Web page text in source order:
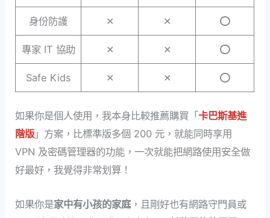
身份防護 ✕ ✕ ⭕
專家 IT 協助 ✕ ✕ ⭕
Safe Kids ✕ ✕ ⭕
如果你是個人使用，我本身比較推薦購買「卡巴斯基進
階版 」方案，比標準版多個 200 元，就能同時享用
VPN 及密碼管理器的功能，一次就能把網路使用安全做
好最好，我覺得非常划算！
如果你是家中有小孩的家庭，且剛好也有網路守門員或